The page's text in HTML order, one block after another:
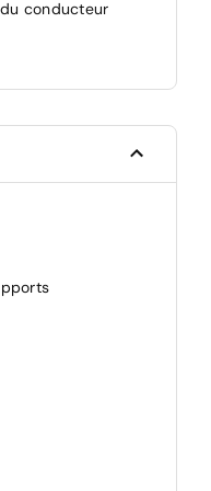
conducteur